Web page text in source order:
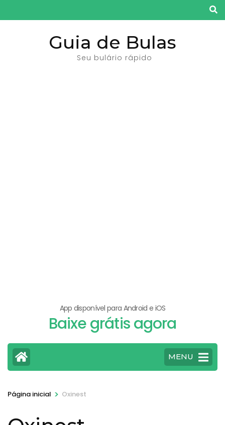
para
Guia de Bulas
Seu bulário rápido
App disponível para Android e iOS
Baixe grátis agora
MENU
Página inicial > Oxinest